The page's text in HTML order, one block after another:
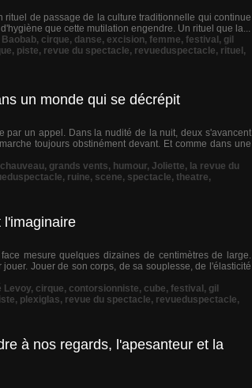
de passage de la culture traditionnelle qui continue
que cette mutilation engendre. Un rituel que la...
, cirque, danse, excision, femme, festival , gil
, piste, revue du spectacle, revueduspectacle, rituel ,
un monde qui se décrépit
par un appel. Dans la nudité de la nuit, deux s'avancent
toujours obstinément devant. Et comme dans une
, grands vents, humour, Joliette, la revue du
, ruine, scene, spectacle, theatre,
l'imaginaire
mesure quelques dizaines de centimètres de large.
Jouer de son corps, de sa souplesse, de l'élasticité
Levoy, cirque, contorsionniste, cube, festival , gil
, plexiglas, revue du spectacle, revueduspectacle,
à nos regards, l'apesanteur et la